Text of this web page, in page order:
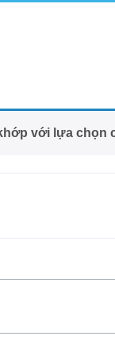
với lựa chọn